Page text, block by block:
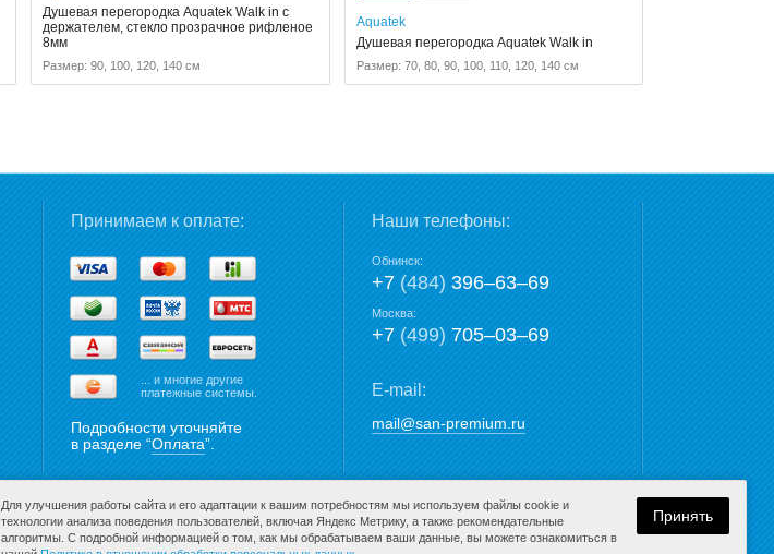
Душевая перегородка Aquatek Walk in с
держателем, стекло прозрачное рифленое
8мм
Размер: 90, 100, 120, 140 см
Aquatek
Душевая перегородка Aquatek Walk in
Размер: 70, 80, 90, 100, 110, 120, 140 см
Принимаем к оплате:
... и многие другие
платежные системы.
Подробности уточняйте
в разделе “Оплата”.
Наши телефоны:
Обнинск:
+7(484)396‒63‒69
Москва:
+7(499)705‒03‒69
E-mail:
mail@san-premium.ru
Разработка сайта:
Для улучшения работы сайта и его адаптации к вашим потребностям мы используем файлы cookie и
технологии анализа поведения пользователей, включая Яндекс Метрику, а также рекомендательные
алгоритмы. С подробной информацией о том, как мы обрабатываем ваши данные, вы можете ознакомиться в
Принять